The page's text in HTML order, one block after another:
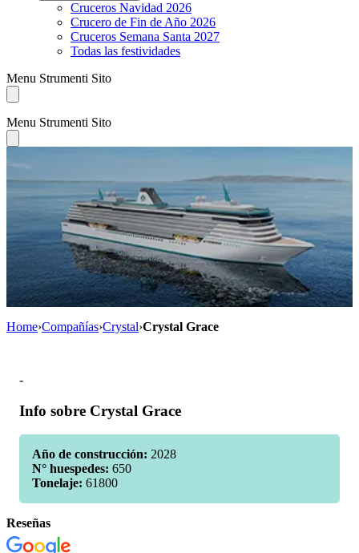
Cruceros Navidad 2026
Crucero de Fin de Año 2026
Cruceros Semana Santa 2027
Todas las festividades
Menu Strumenti Sito
Menu Strumenti Sito
Home›Compañías›Crystal›Crystal Grace
-
Info sobre Crystal Grace
Año de construcción: 2028
N° huespedes: 650
Tonelaje: 61800
Reseñas